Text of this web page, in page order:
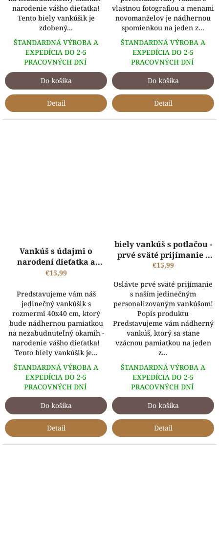
narodenie vášho dieťatka!
Tento biely vankúšik je
zdobený...
ŠTANDARDNÁ VÝROBA A
EXPEDÍCIA DO 2-5
PRACOVNÝCH DNÍ
Do košíka
Detail
vlastnou fotografiou a menami
novomanželov je nádhernou
spomienkou na jeden z...
ŠTANDARDNÁ VÝROBA A
EXPEDÍCIA DO 2-5
PRACOVNÝCH DNÍ
Do košíka
Detail
hodnotenie
produktu
hviezdičiek.
Vankúš s údajmi o
narodení dieťatka a
vlastnou fotografiou
€15,99
Predstavujeme vám náš
jedinečný vankúšik s
rozmermi 40x40 cm, ktorý
bude nádhernou pamiatkou
na nezabudnuteľný okamih -
narodenie vášho dieťatka!
Tento biely vankúšik je...
ŠTANDARDNÁ VÝROBA A
EXPEDÍCIA DO 2-5
PRACOVNÝCH DNÍ
Do košíka
Detail
biely vankúš s potlačou -
prvé sväté prijímanie s
vlastným menom pre
€15,99
Oslávte prvé sväté prijímanie
s naším jedinečným
personalizovaným vankúšom!
Popis produktu
Predstavujeme vám nádherný
vankúš, ktorý sa stane
vzácnou pamiatkou na jeden
z...
ŠTANDARDNÁ VÝROBA A
EXPEDÍCIA DO 2-5
PRACOVNÝCH DNÍ
Do košíka
Detail